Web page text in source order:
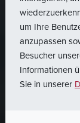
um Ihre
anzupassen
Besucher
Informationen
Sie in unserer